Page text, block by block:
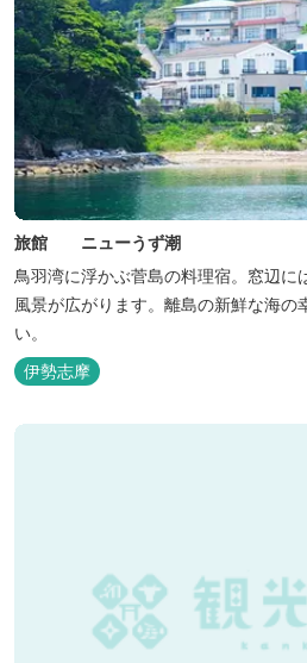
旅館 ニューうず潮
鳥羽湾に浮かぶ菅島の料理宿。窓辺に
風景が広がります。離島の新鮮な海の
い。
伊勢志摩